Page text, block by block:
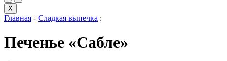
X
Главная - Сладкая выпечка :
Печенье «Сабле»